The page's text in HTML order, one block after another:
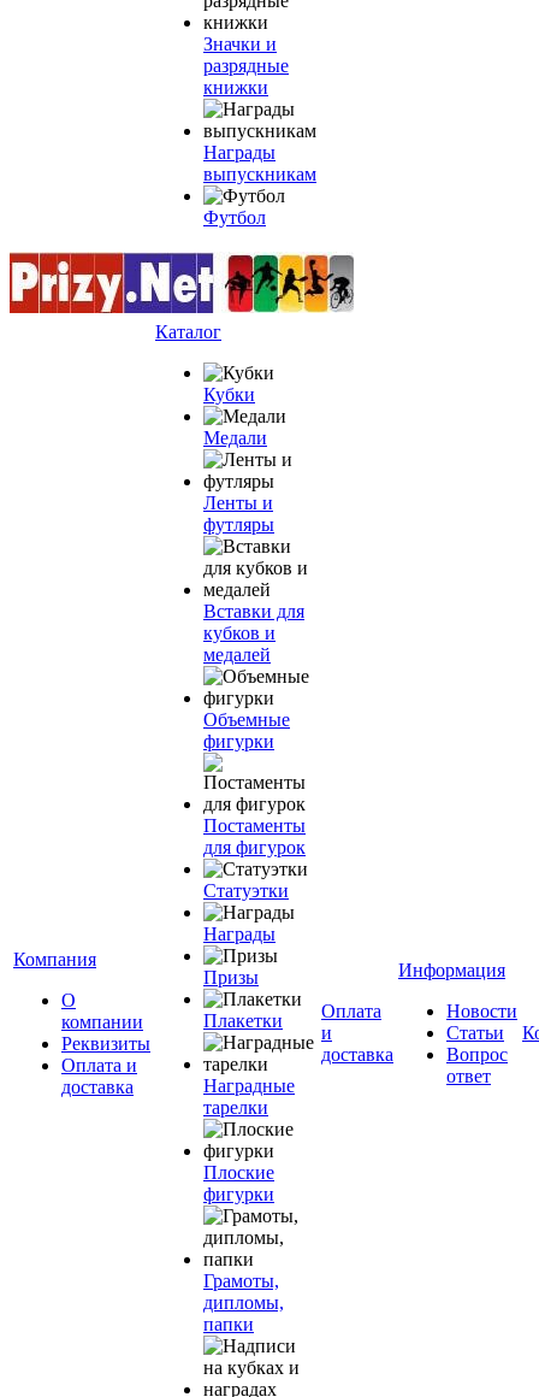
Значки и
разрядные
книжки
Награды
выпускникам
Футбол
Компания
О
компании
Реквизиты
Оплата и
доставка
Каталог
Кубки
Медали
Ленты и
футляры
Вставки для
кубков и
медалей
Объемные
фигурки
Постаменты
для фигурок
Статуэтки
Награды
Призы
Плакетки
Наградные
тарелки
Плоские
фигурки
Грамоты,
дипломы,
папки
Оплата
и
доставка
Информация
Новости
Статьи
Вопрос
ответ